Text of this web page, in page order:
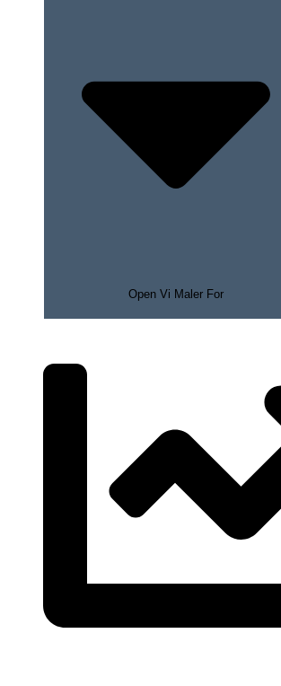
Open Vi Maler For